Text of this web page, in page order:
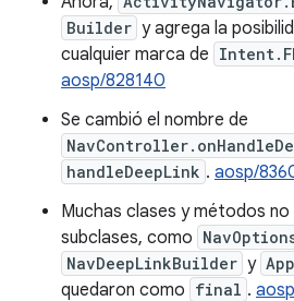
Builder y agrega la
cualquier marca de
aosp/828140
Se cambió el nombre de
handleDeepLink . aosp/
Muchas clases y métodos
subclases, como
NavDeepLinkBuilder y
quedaron como final .